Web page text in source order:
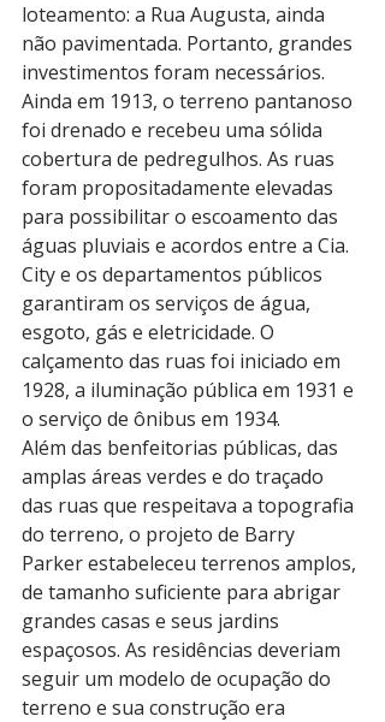
loteamento: a Rua Augusta, ainda
não pavimentada. Portanto, grandes
investimentos foram necessários.
Ainda em 1913, o terreno pantanoso
foi drenado e recebeu uma sólida
cobertura de pedregulhos. As ruas
foram propositadamente elevadas
para possibilitar o escoamento das
águas pluviais e acordos entre a Cia.
City e os departamentos públicos
garantiram os serviços de água,
esgoto, gás e eletricidade. O
calçamento das ruas foi iniciado em
1928, a iluminação pública em 1931 e
o serviço de ônibus em 1934.
Além das benfeitorias públicas, das
amplas áreas verdes e do traçado
das ruas que respeitava a topografia
do terreno, o projeto de Barry
Parker estabeleceu terrenos amplos,
de tamanho suficiente para abrigar
grandes casas e seus jardins
espaçosos. As residências deveriam
seguir um modelo de ocupação do
terreno e sua construção era